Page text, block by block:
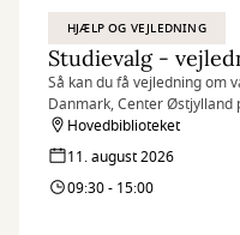
HJÆLP OG VEJLEDNING
Studievalg -
Så kan du få vejledning om
Danmark, Center Østjylland
Hovedbiblioteket
11. august 2026
09:30 - 15:00